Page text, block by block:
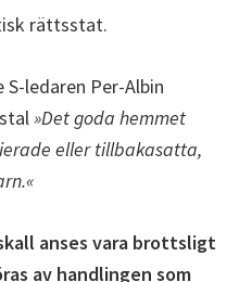
rättsstat.
ledaren Per-Albin
»Det goda hemmet
eller tillbakasatta,
anses vara brottsligt
av handlingen som